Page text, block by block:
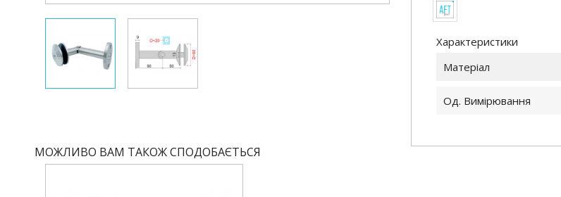
Характеристики
Матеріал
Од. Вимірювання
МОЖЛИВО ВАМ ТАКОЖ СПОДОБАЄТЬСЯ